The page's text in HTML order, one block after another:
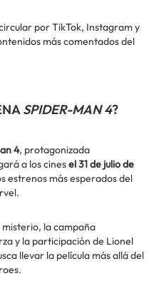
por TikTok, Instagram y
más comentados del
SPIDER-MAN 4?
4, protagonizada
a los cinesel 31 de julio de
estrenos más esperados del
misterio, la campaña
y la participación de Lionel
llevar la película más allá del